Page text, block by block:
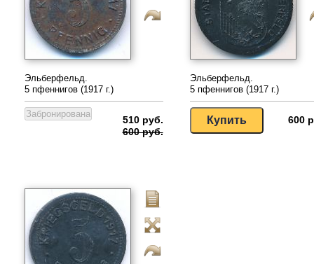
Эльберфельд.
5 пфеннигов (1917 г.)
510 руб.
600 руб.
Эльберфельд.
5 пфеннигов (1917 г.)
600